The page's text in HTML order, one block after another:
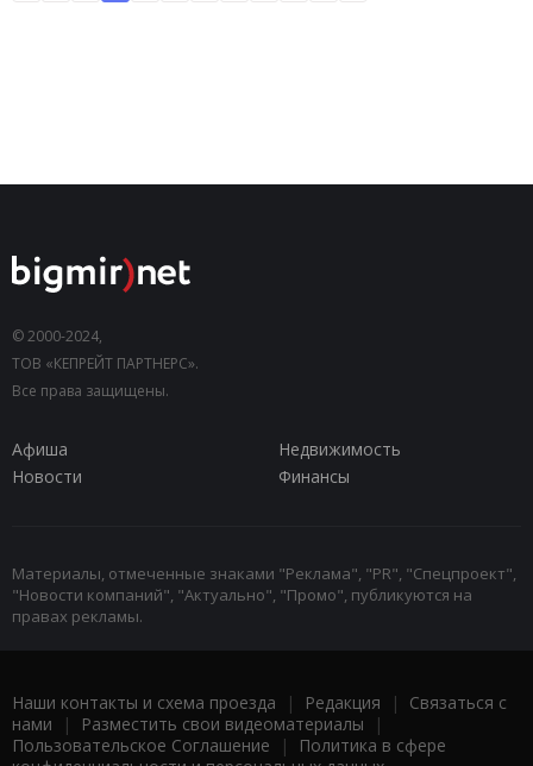
© 2000-2024,
ТОВ «КЕПРЕЙТ ПАРТНЕРС».
Все права защищены.
Афиша
Недвижимость
Новости
Финансы
Материалы, отмеченные знаками "Реклама", "PR", "Спецпроект",
"Новости компаний", "Актуально", "Промо", публикуются на
правах рекламы.
Наши контакты и схема проезда | Редакция | Связаться с
нами | Разместить свои видеоматериалы |
Пользовательское Соглашение |
Политика в сфере